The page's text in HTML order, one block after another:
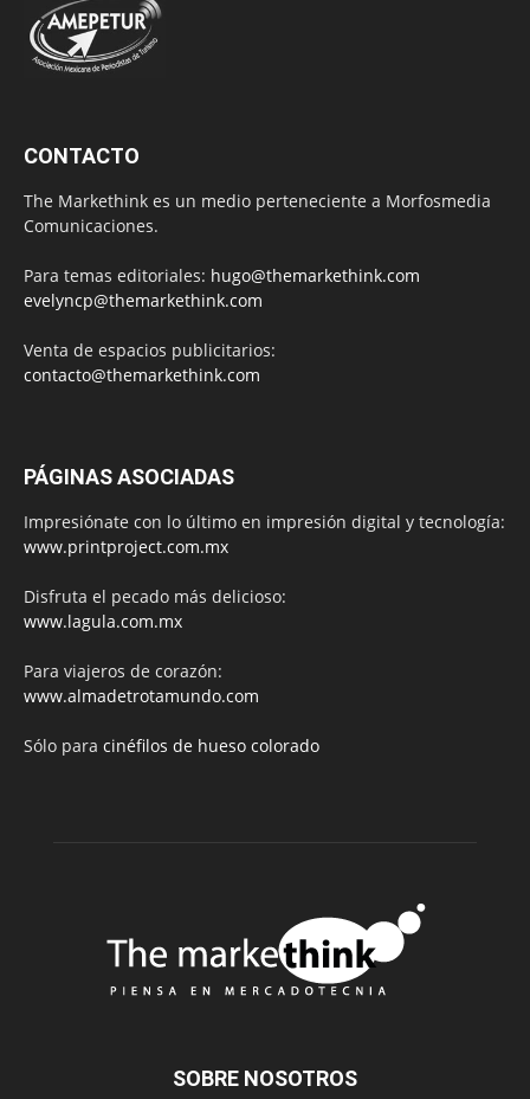
CONTACTO
The Markethink es un medio perteneciente a Morfosmedia
Comunicaciones.
Para temas editoriales: hugo@themarkethink.com
evelyncp@themarkethink.com
Venta de espacios publicitarios:
contacto@themarkethink.com
PÁGINAS ASOCIADAS
Impresiónate con lo último en impresión digital y tecnología:
www.printproject.com.mx
Disfruta el pecado más delicioso:
www.lagula.com.mx
Para viajeros de corazón:
www.almadetrotamundo.com
Sólo para cinéfilos de hueso colorado
SOBRE NOSOTROS